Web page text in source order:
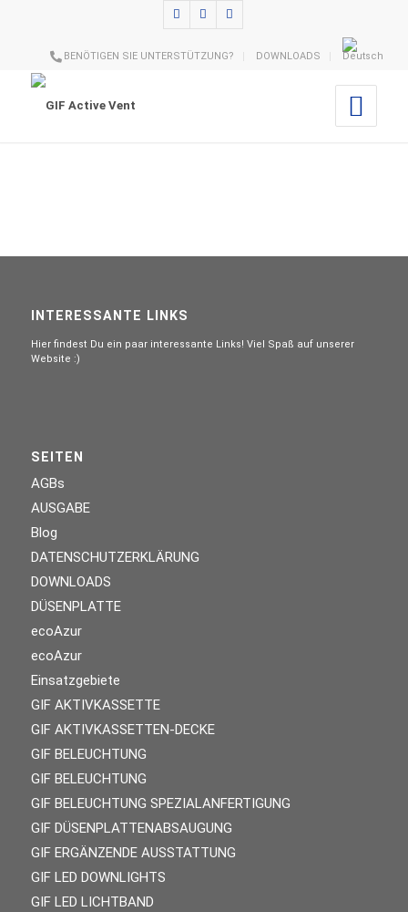
BENÖTIGEN SIE UNTERSTÜTZUNG? DOWNLOADS
INTERESSANTE LINKS
Hier findest Du ein paar interessante Links! Viel Spaß auf unserer
Website :)
SEITEN
AGBs
AUSGABE
Blog
DATENSCHUTZERKLÄRUNG
DOWNLOADS
DÜSENPLATTE
ecoAzur
ecoAzur
Einsatzgebiete
GIF AKTIVKASSETTE
GIF AKTIVKASSETTEN-DECKE
GIF BELEUCHTUNG
GIF BELEUCHTUNG
GIF BELEUCHTUNG SPEZIALANFERTIGUNG
GIF DÜSENPLATTENABSAUGUNG
GIF ERGÄNZENDE AUSSTATTUNG
GIF LED DOWNLIGHTS
GIF LED LICHTBAND